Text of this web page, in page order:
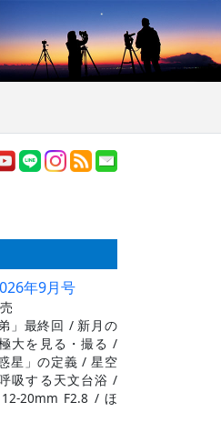
年9月号
」最終回 / 新月の
大を見る・撮る /
星」の定義 / 星空
吸する天文台浴 /
12-20mm F2.8 / ほ